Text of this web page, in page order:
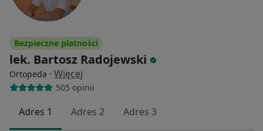
Bezpieczne płatności
lek. Bartosz Radojewski
Ortopeda · Więcej
505 opinii
Adres 1 Adres 2 Adres 3